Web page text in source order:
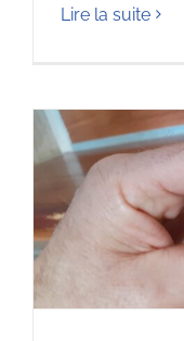
Lire la suite